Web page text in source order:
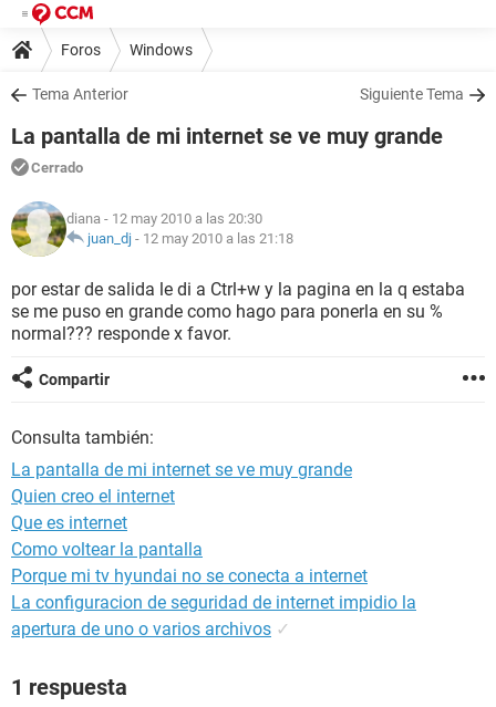
Foros Windows
Tema Anterior Siguiente Tema
La pantalla de mi internet se ve muy grande
Cerrado
diana - 12 may 2010 a las 20:30
juan_dj - 12 may 2010 a las 21:18
por estar de salida le di a Ctrl+w y la pagina en la q estaba
se me puso en grande como hago para ponerla en su %
normal??? responde x favor.
Compartir
Consulta también:
La pantalla de mi internet se ve muy grande
Quien creo el internet
Que es internet
Como voltear la pantalla
Porque mi tv hyundai no se conecta a internet
La configuracion de seguridad de internet impidio la
apertura de uno o varios archivos ✓
1 respuesta